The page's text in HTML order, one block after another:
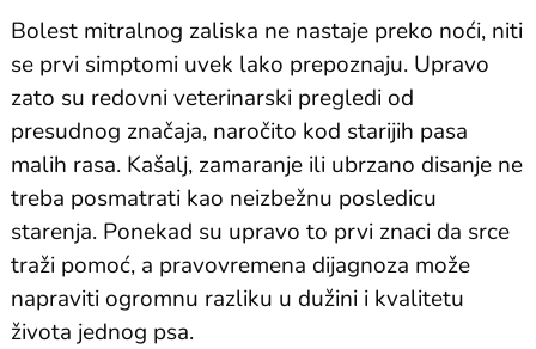
Bolest mitralnog zaliska ne nastaje preko noći, niti
se prvi simptomi uvek lako prepoznaju. Upravo
zato su redovni veterinarski pregledi od
presudnog značaja, naročito kod starijih pasa
malih rasa. Kašalj, zamaranje ili ubrzano disanje ne
treba posmatrati kao neizbežnu posledicu
starenja. Ponekad su upravo to prvi znaci da srce
traži pomoć, a pravovremena dijagnoza može
napraviti ogromnu razliku u dužini i kvalitetu
života jednog psa.